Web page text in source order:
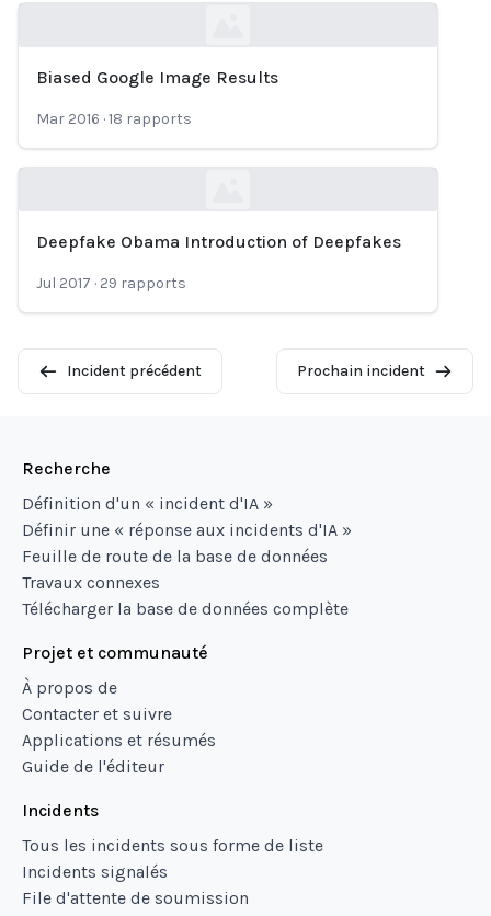
Biased Google Image Results
Mar 2016 ·18 rapports
Loading...
Deepfake Obama Introduction of Deepfakes
Jul 2017 · 29 rapports
Incident précédent Prochain incident
Recherche
Définition d'un « incident d'IA »
Définir une « réponse aux incidents d'IA »
Feuille de route de la base de données
Travaux connexes
Télécharger la base de données complète
Projet et communauté
À propos de
Contacter et suivre
Applications et résumés
Guide de l'éditeur
Incidents
Tous les incidents sous forme de liste
Incidents signalés
File d'attente de soumission